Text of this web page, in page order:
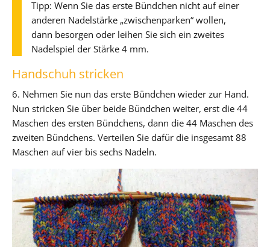
Tipp: Wenn Sie das erste Bündchen nicht auf einer
anderen Nadelstärke „zwischenparken“ wollen,
dann besorgen oder leihen Sie sich ein zweites
Nadelspiel der Stärke 4 mm.
Handschuh stricken
6. Nehmen Sie nun das erste Bündchen wieder zur Hand.
Nun stricken Sie über beide Bündchen weiter, erst die 44
Maschen des ersten Bündchens, dann die 44 Maschen des
zweiten Bündchens. Verteilen Sie dafür die insgesamt 88
Maschen auf vier bis sechs Nadeln.